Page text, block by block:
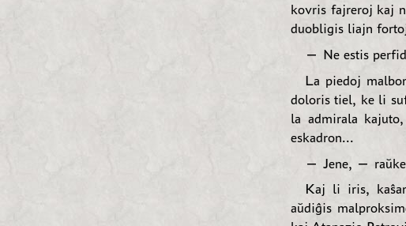
kovris fajreroj kaj
duobligis liajn
— Ne estis
La piedoj
doloris tiel, ke li
la admirala
eskadron...
— Jene, —
Kaj li iris,
aŭdiĝis